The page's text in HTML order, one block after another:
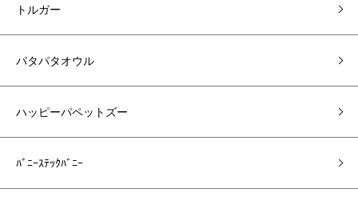
トルガー
パタパタオウル
ハッピーパペットズー
ﾊﾞﾆｰｽﾃｯｸﾊﾞﾆｰ